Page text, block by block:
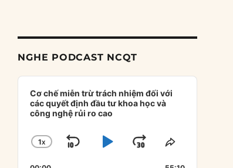
NGHE PODCAST NCQT
Audio
Player
Cơ chế miễn trừ trách nhiệm đối với
các quyết định đầu tư khoa học và
công nghệ rủi ro cao
CHANGE
1X
SKIPPLAYJUMPSHARE